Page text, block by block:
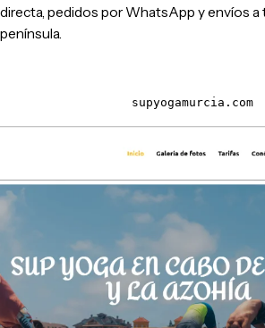
directa, pedidos por WhatsApp y envíos a
península.
supyogamurcia.com